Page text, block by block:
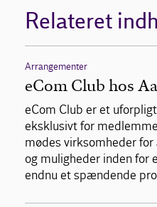
Relateret
Arrangementer
eCom Club hos
eCom Club er et
eksklusivt for
mødes virksomheder
og muligheder inden for
endnu et spændende